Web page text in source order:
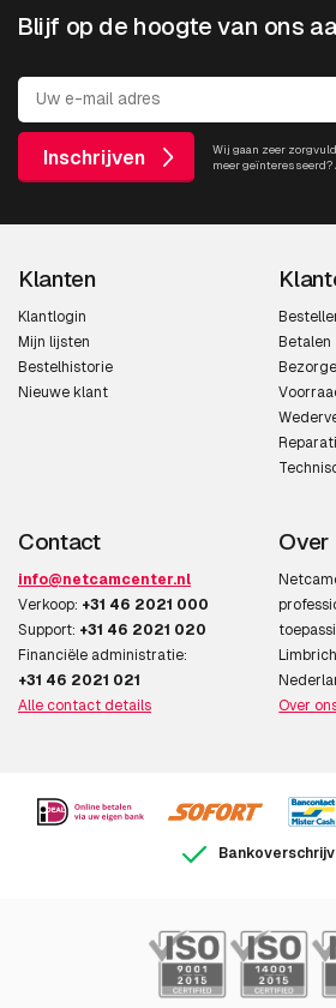
Blijf op de hoogte van ons
Inschrijven
Wij gaan zeer
meer geïnteresseerd?
Klanten
Klantlogin
Mijn lijsten
Bestelhistorie
Nieuwe klant
Betalen
Contact
info@netcamcenter.nl
Verkoop: +31 46 2021 000
Support: +31 46 2021 020
Financiële administratie:
+31 46 2021 021
Alle contact details
Over
Over